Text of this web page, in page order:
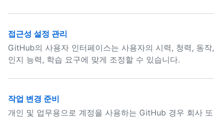
접근성 설정 관리
GitHub의 사용자 인터페이스는 사용자의 시력, 청력, 동작,
인지 능력, 학습 요구에 맞게 조정할 수 있습니다.
작업 변경 준비
개인 및 업무용으로 계정을 사용하는 GitHub 경우 회사 또